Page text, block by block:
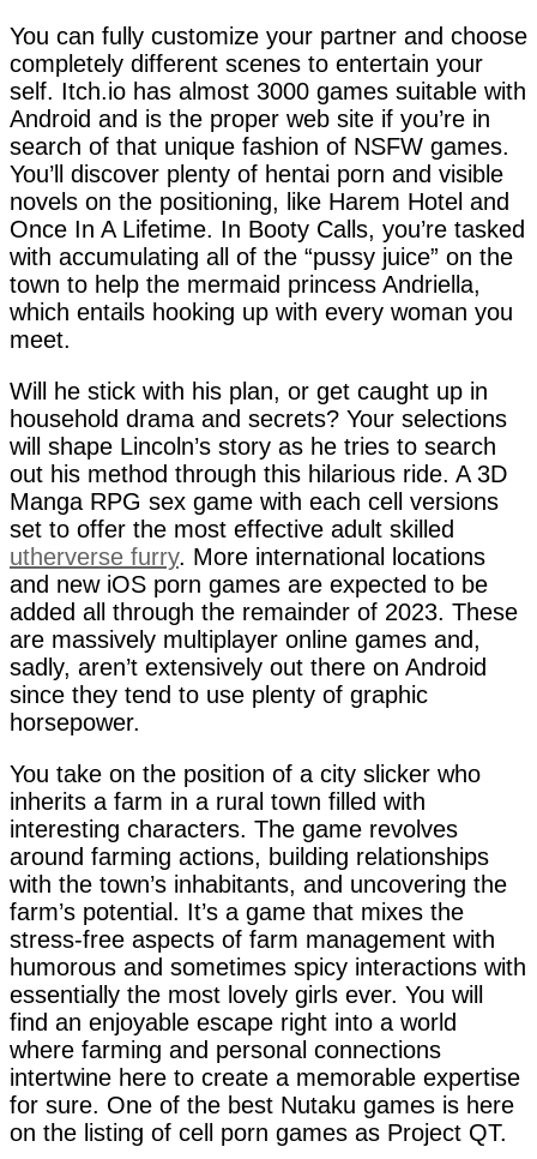
You can fully customize your partner and choose
completely different scenes to entertain your
self. Itch.io has almost 3000 games suitable with
Android and is the proper web site if you’re in
search of that unique fashion of NSFW games.
You’ll discover plenty of hentai porn and visible
novels on the positioning, like Harem Hotel and
Once In A Lifetime. In Booty Calls, you’re tasked
with accumulating all of the “pussy juice” on the
town to help the mermaid princess Andriella,
which entails hooking up with every woman you
meet.
Will he stick with his plan, or get caught up in
household drama and secrets? Your selections
will shape Lincoln’s story as he tries to search
out his method through this hilarious ride. A 3D
Manga RPG sex game with each cell versions
set to offer the most effective adult skilled
utherverse furry. More international locations
and new iOS porn games are expected to be
added all through the remainder of 2023. These
are massively multiplayer online games and,
sadly, aren’t extensively out there on Android
since they tend to use plenty of graphic
horsepower.
You take on the position of a city slicker who
inherits a farm in a rural town filled with
interesting characters. The game revolves
around farming actions, building relationships
with the town’s inhabitants, and uncovering the
farm’s potential. It’s a game that mixes the
stress-free aspects of farm management with
humorous and sometimes spicy interactions with
essentially the most lovely girls ever. You will
find an enjoyable escape right into a world
where farming and personal connections
intertwine here to create a memorable expertise
for sure. One of the best Nutaku games is here
on the listing of cell porn games as Project QT.